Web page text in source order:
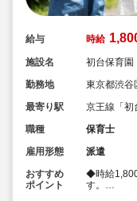
給与 時給
施設名
初台保育園
勤務地
東京都渋谷
最寄り駅
京王線「初
職種
保育士
雇用形態
派遣
おすすめ
ポイント
◆時給
す。